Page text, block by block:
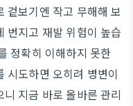
겉보기엔 작고 무해해 보
번지고 재발 위험이 높습
정확히 이해하지 못한
시도하면 오히려 병변이
지금 바로 올바른 관리